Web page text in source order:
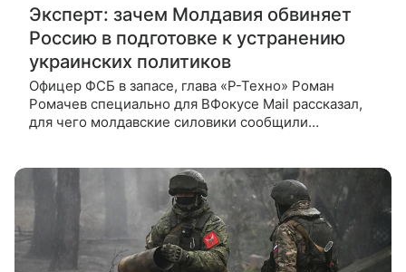
Эксперт: зачем Молдавия обвиняет
Россию в подготовке к устранению
украинских политиков
Офицер ФСБ в запасе, глава «Р-Техно» Роман
Ромачев специально для ВФокусе Mail рассказал,
для чего молдавские силовики сообщили